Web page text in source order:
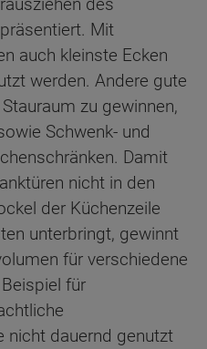
Mit
auch kleinste Ecken
werden. Andere gute
zu gewinnen,
Schwenk- und
Damit
nicht in den
der Küchenzeile
unterbringt, gewinnt
für verschiedene
für
nicht dauernd genutzt